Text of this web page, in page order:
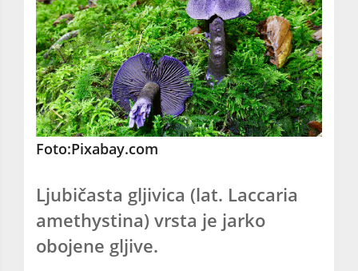
Foto:Pixabay.com
Ljubičasta gljivica (lat. Laccaria
amethystina) vrsta je jarko
obojene gljive.